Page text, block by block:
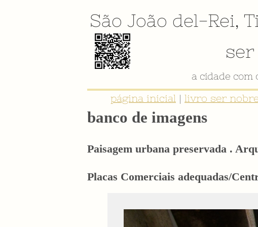
São João del-Rei,
a cidade com
página inicial | livro ser
banco de imagens
Paisagem urbana preservada .
Placas Comerciais adequadas/